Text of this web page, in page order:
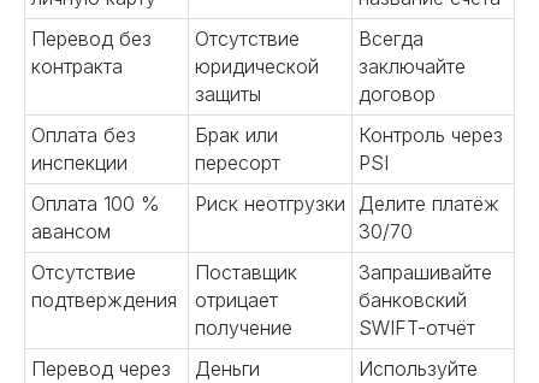
Перевод без
контракта
Отсутствие
юридической
защиты
Всегда
заключайте
договор
Оплата без
инспекции
Брак или
пересорт
Контроль через
PSI
Оплата 100 %
авансом
Риск неотгрузки Делите платёж
30/70
Отсутствие
подтверждения
Поставщик
отрицает
получение
Запрашивайте
банковский
SWIFT-отчёт
Перевод через
Деньги
Используйте
Предлагаем полный комплекс услуг
«под ключ» или сотрудничество в
рамках конкретной задачи. Решения
зависят от того, какие задачи стоят
перед вашим бизнесом сейчас.
Наши услуги в
Китае